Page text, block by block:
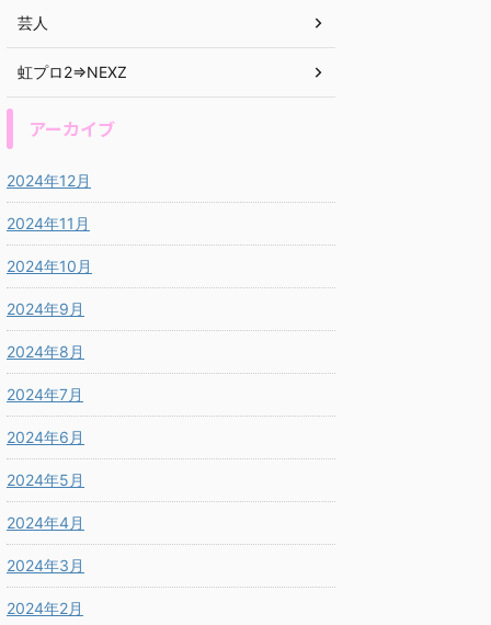
芸人
虹プロ2⇒NEXZ
アーカイブ
2024年12月
2024年11月
2024年10月
2024年9月
2024年8月
2024年7月
2024年6月
2024年5月
2024年4月
2024年3月
2024年2月